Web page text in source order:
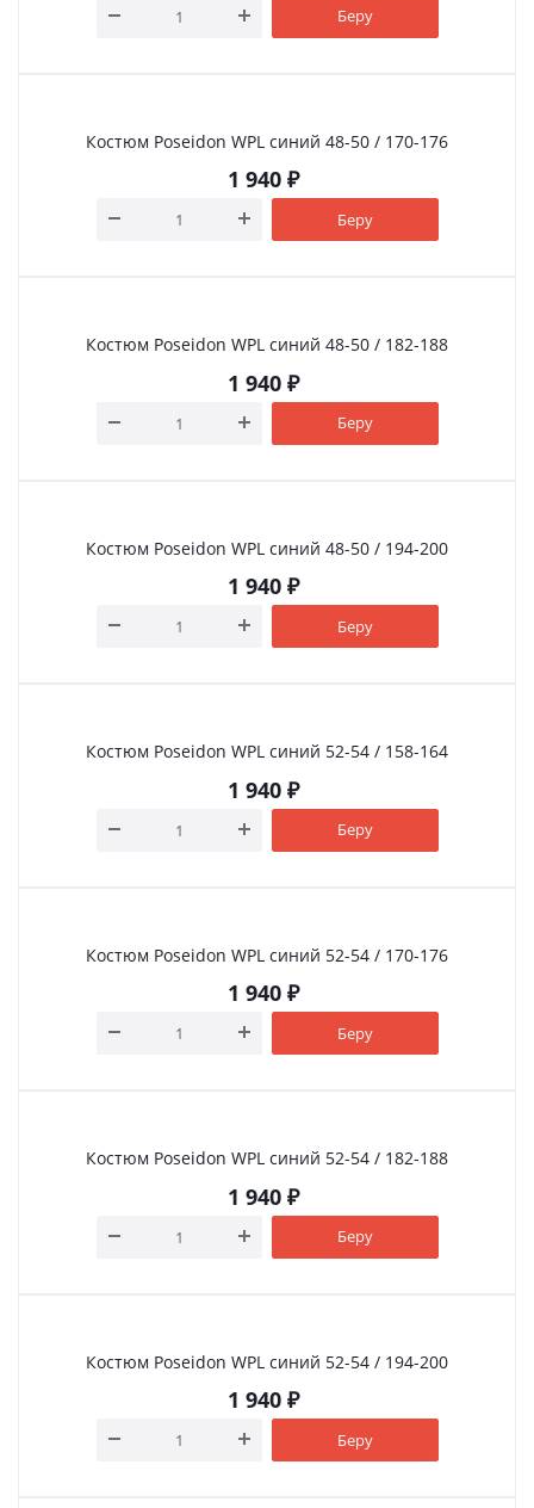
Беру
Костюм Poseidon WPL синий 48-50 / 170-176
1 940₽
Беру
Костюм Poseidon WPL синий 48-50 / 182-188
1 940₽
Беру
Костюм Poseidon WPL синий 48-50 / 194-200
1 940₽
Беру
Костюм Poseidon WPL синий 52-54 / 158-164
1 940₽
Беру
Костюм Poseidon WPL синий 52-54 / 170-176
1 940₽
Беру
Костюм Poseidon WPL синий 52-54 / 182-188
1 940₽
Беру
Костюм Poseidon WPL синий 52-54 / 194-200
1 940₽
Беру